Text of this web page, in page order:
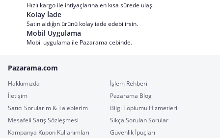
Hızlı kargo ile ihtiyaçlarına en kısa sürede ulaş.
Kolay İade
Satın aldığın ürünü kolay iade edebilirsin.
Mobil Uygulama
Mobil uygulama ile Pazarama cebinde.
Pazarama.com
Hakkımızda
İşlem Rehberi
İletişim
Pazarama Blog
Satıcı Sorularım & Taleplerim
Bilgi Toplumu Hizmetleri
Mesafeli Satış Sözleşmesi
Sıkça Sorulan Sorular
Kampanya Kupon Kullanımları
Güvenlik İpuçları